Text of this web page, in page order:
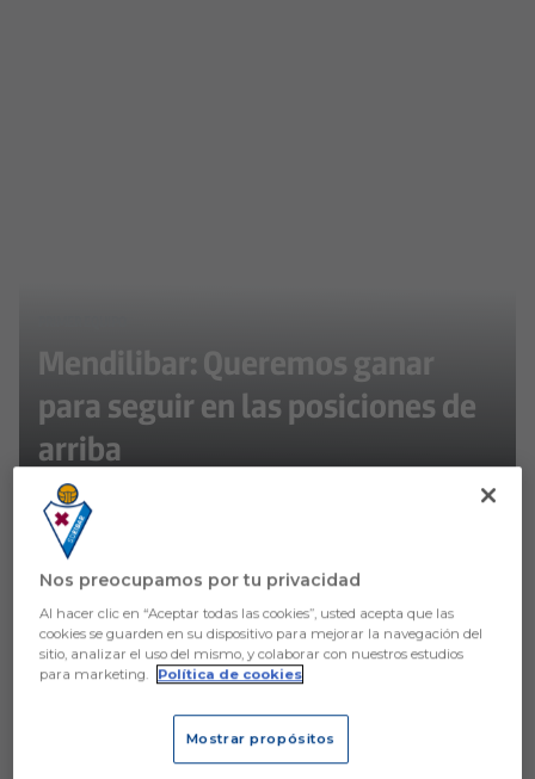
Mendilibar: Queremos ganar
para seguir en las posiciones de
arriba
El entrenador del Eibar quiere ganar 5 partidos para
alcanzar los 54 puntos de la temporada pasada
Aún no hay reacciones. ¡Sé el primero!
Nos preocupamos por tu privacidad
Al hacer clic en “Aceptar todas las cookies”, usted acepta que las
cookies se guarden en su dispositivo para mejorar la navegación del
sitio, analizar el uso del mismo, y colaborar con nuestros estudios
para marketing.
Política de cookies
Mostrar propósitos